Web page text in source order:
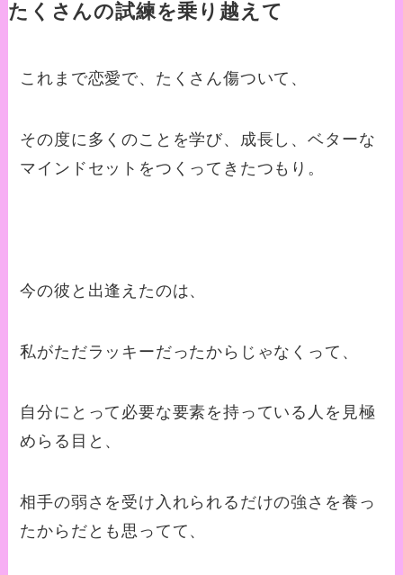
たくさんの試練を乗り越えて
これまで恋愛で、たくさん傷ついて、
その度に多くのことを学び、成長し、ベターな
マインドセットをつくってきたつもり。
今の彼と出逢えたのは、
私がただラッキーだったからじゃなくって、
自分にとって必要な要素を持っている人を見極
めらる目と、
相手の弱さを受け入れられるだけの強さを養っ
たからだとも思ってて、